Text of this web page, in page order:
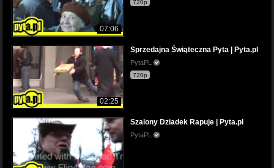
07:06
720p
02:25
Sprzedajna Świąteczna Pyta | Pyta.pl
PytaPL
720p
Szalony Dziadek Rapuje | Pyta.pl
PytaPL